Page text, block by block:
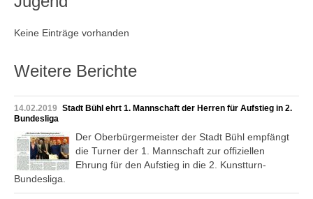
Keine Einträge vorhanden
Weitere Berichte
14.02.2019 Stadt Bühl ehrt 1. Mannschaft der Herren für Aufstieg in 2.
Bundesliga
Der Oberbürgermeister der Stadt Bühl empfängt
die Turner der 1. Mannschaft zur offiziellen
Ehrung für den Aufstieg in die 2. Kunstturn-
Bundesliga.